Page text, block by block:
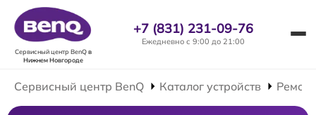
Сервисный центр BenQв
Нижнем Новгороде
+7 (831) 231-09-76
Ежедневно с 9:00 до 21:00
Сервисный центр BenQ Каталог устройств